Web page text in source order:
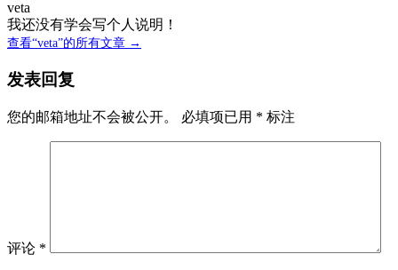
veta
我还没有学会写个人说明！
查看“veta”的所有文章 →
发表回复
您的邮箱地址不会被公开。 必填项已用 * 标注
评论 *